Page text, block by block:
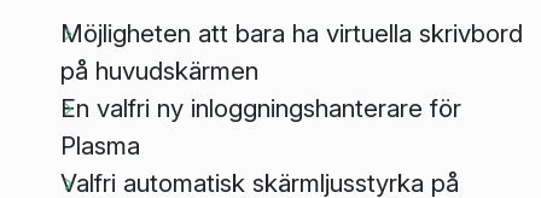
Möjligheten att bara ha virtuella skrivbord
på huvudskärmen
En valfri ny inloggningshanterare för
Plasma
Valfri automatisk skärmljusstyrka på